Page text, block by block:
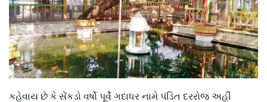
કહેવાય છે કે સેંકડો વર્ષો પૂર્વે ગદાધર નામે પંડિત દરરોજ અહીં